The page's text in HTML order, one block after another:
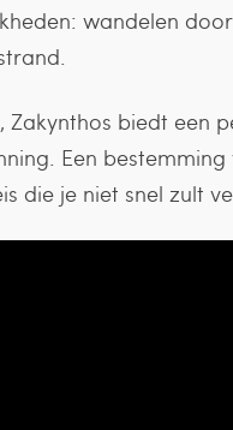
wandelen
Zakynthos biedt een
Een
die je niet snel zult